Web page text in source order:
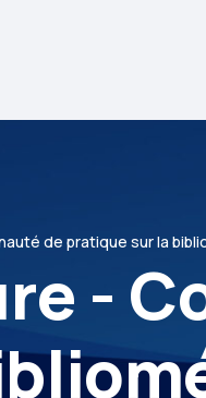
de pratique sur la
-